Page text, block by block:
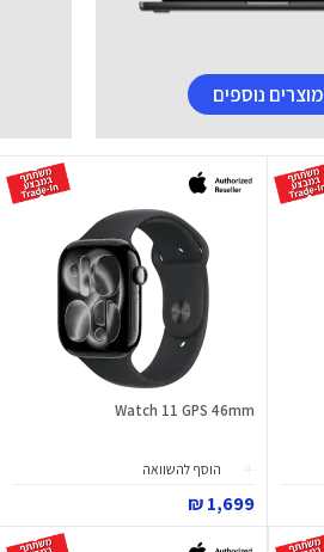
מוצרים נוספים
Watch 11 GPS 46mm
הוסף להשוואה
1,699 ₪